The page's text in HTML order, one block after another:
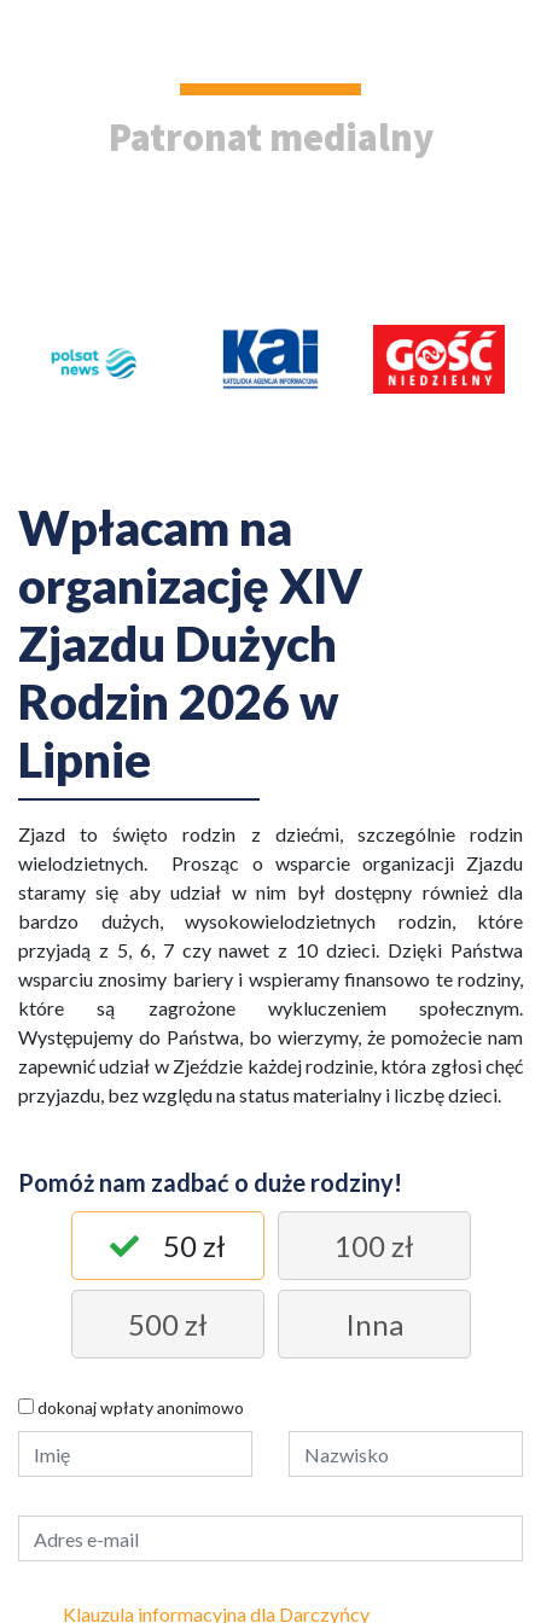
Patronat medialny
Wpłacam na
organizację XIV
Zjazdu Dużych
Rodzin 2026 w
Lipnie
Zjazd to święto rodzin z dziećmi, szczególnie rodzin
wielodzietnych. Prosząc o wsparcie organizacji Zjazdu
staramy się aby udział w nim był dostępny również dla
bardzo dużych, wysokowielodzietnych rodzin, które
przyjadą z 5, 6, 7 czy nawet z 10 dzieci. Dzięki Państwa
wsparciu znosimy bariery i wspieramy finansowo te rodziny,
które są zagrożone wykluczeniem społecznym.
Występujemy do Państwa, bo wierzymy, że pomożecie nam
zapewnić udział w Zjeździe każdej rodzinie, która zgłosi chęć
przyjazdu, bez względu na status materialny i liczbę dzieci.
Pomóż nam zadbać o duże rodziny!
50 zł 100 zł
500 zł Inna
dokonaj wpłaty anonimowo
Klauzula informacyjna dla Darczyńcy